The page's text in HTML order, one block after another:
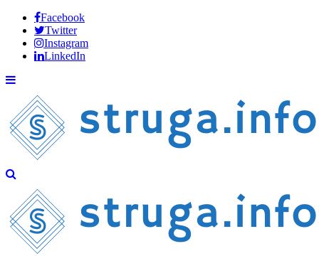
Facebook
Twitter
Instagram
LinkedIn